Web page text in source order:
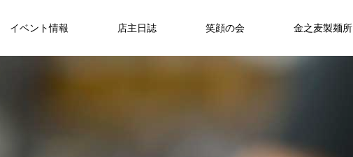
イベント情報 店主日誌 笑顔の会 金之麦製麺所